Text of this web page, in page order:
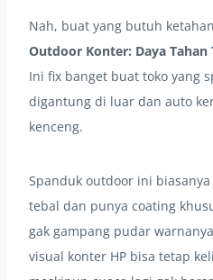
Nah, buat yang butuh
Outdoor Konter: Daya Tahan
Ini fix banget buat toko yang
digantung di luar dan auto
kenceng.
Spanduk outdoor ini
tebal dan punya coating
gak gampang pudar
visual konter HP bisa tetap